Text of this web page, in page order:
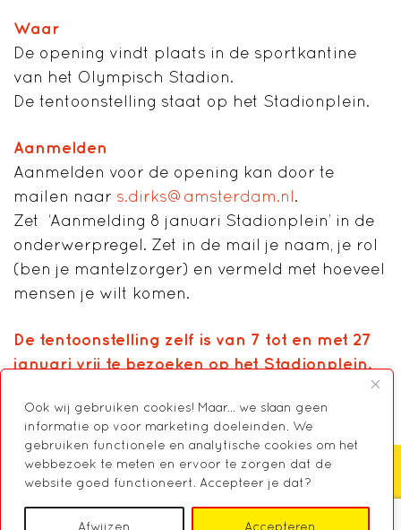
Ook wij gebruiken cookies! Maar... we slaan geen
informatie op voor marketing doeleinden. We
gebruiken functionele en analytische cookies om het
webbezoek te meten en ervoor te zorgen dat de
website goed functioneert. Accepteer je dat?
Afwijzen Accepteren
Waar
De opening vindt plaats in de sportkantine
van het Olympisch Stadion.
De tentoonstelling staat op het Stadionplein.
Aanmelden
Aanmelden voor de opening kan door te
mailen naar s.dirks@amsterdam.nl.
Zet ‘Aanmelding 8 januari Stadionplein’ in de
onderwerpregel. Zet in de mail je naam, je rol
(ben je mantelzorger) en vermeld met hoeveel
mensen je wilt komen.
De tentoonstelling zelf is van 7 tot en met 27
januari vrij te bezoeken op het Stadionplein.
Zoeken